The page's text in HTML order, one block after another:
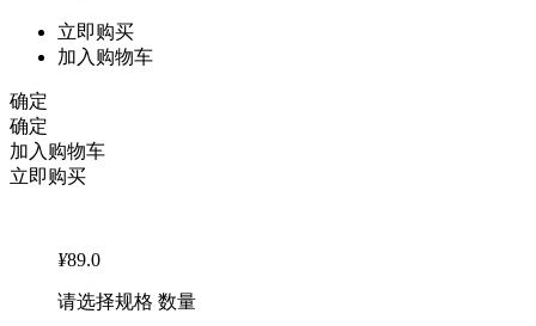
立即购买
加入购物车
确定
确定
加入购物车
立即购买
¥89.0
请选择规格 数量